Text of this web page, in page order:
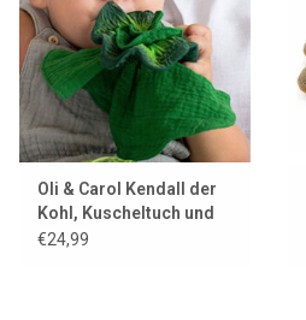
Oli & Carol Kendall der
Kohl, Kuscheltuch und
Beißspielzeug
€24,99